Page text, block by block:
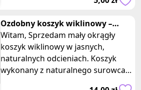
Ozdobny koszyk wiklinowy –
osłonka na kwiaty, święconkę
Witam, Sprzedam mały okrągły
koszyk wiklinowy w jasnych,
naturalnych odcieniach. Koszyk
wykonany z naturalnego surowca,